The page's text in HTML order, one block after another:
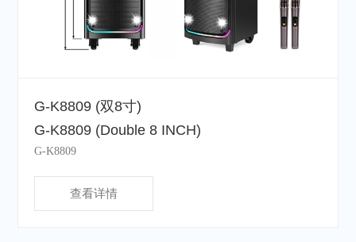
G-K8809 (双8寸)
G-K8809 (Double 8 INCH)
G-K8809
查看详情